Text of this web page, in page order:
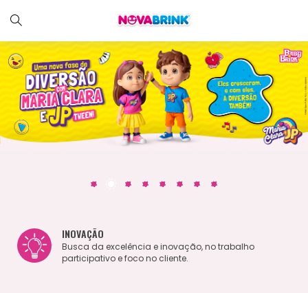
INOVAÇÃO
Busca da excelência e inovação, no trabalho
participativo e foco no cliente.